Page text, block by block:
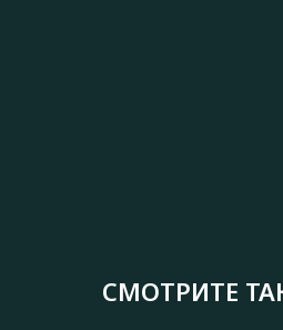
СМОТРИТЕ